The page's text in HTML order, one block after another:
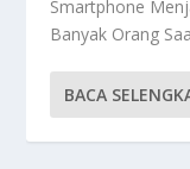
Smartphone
Banyak Orang
BACA